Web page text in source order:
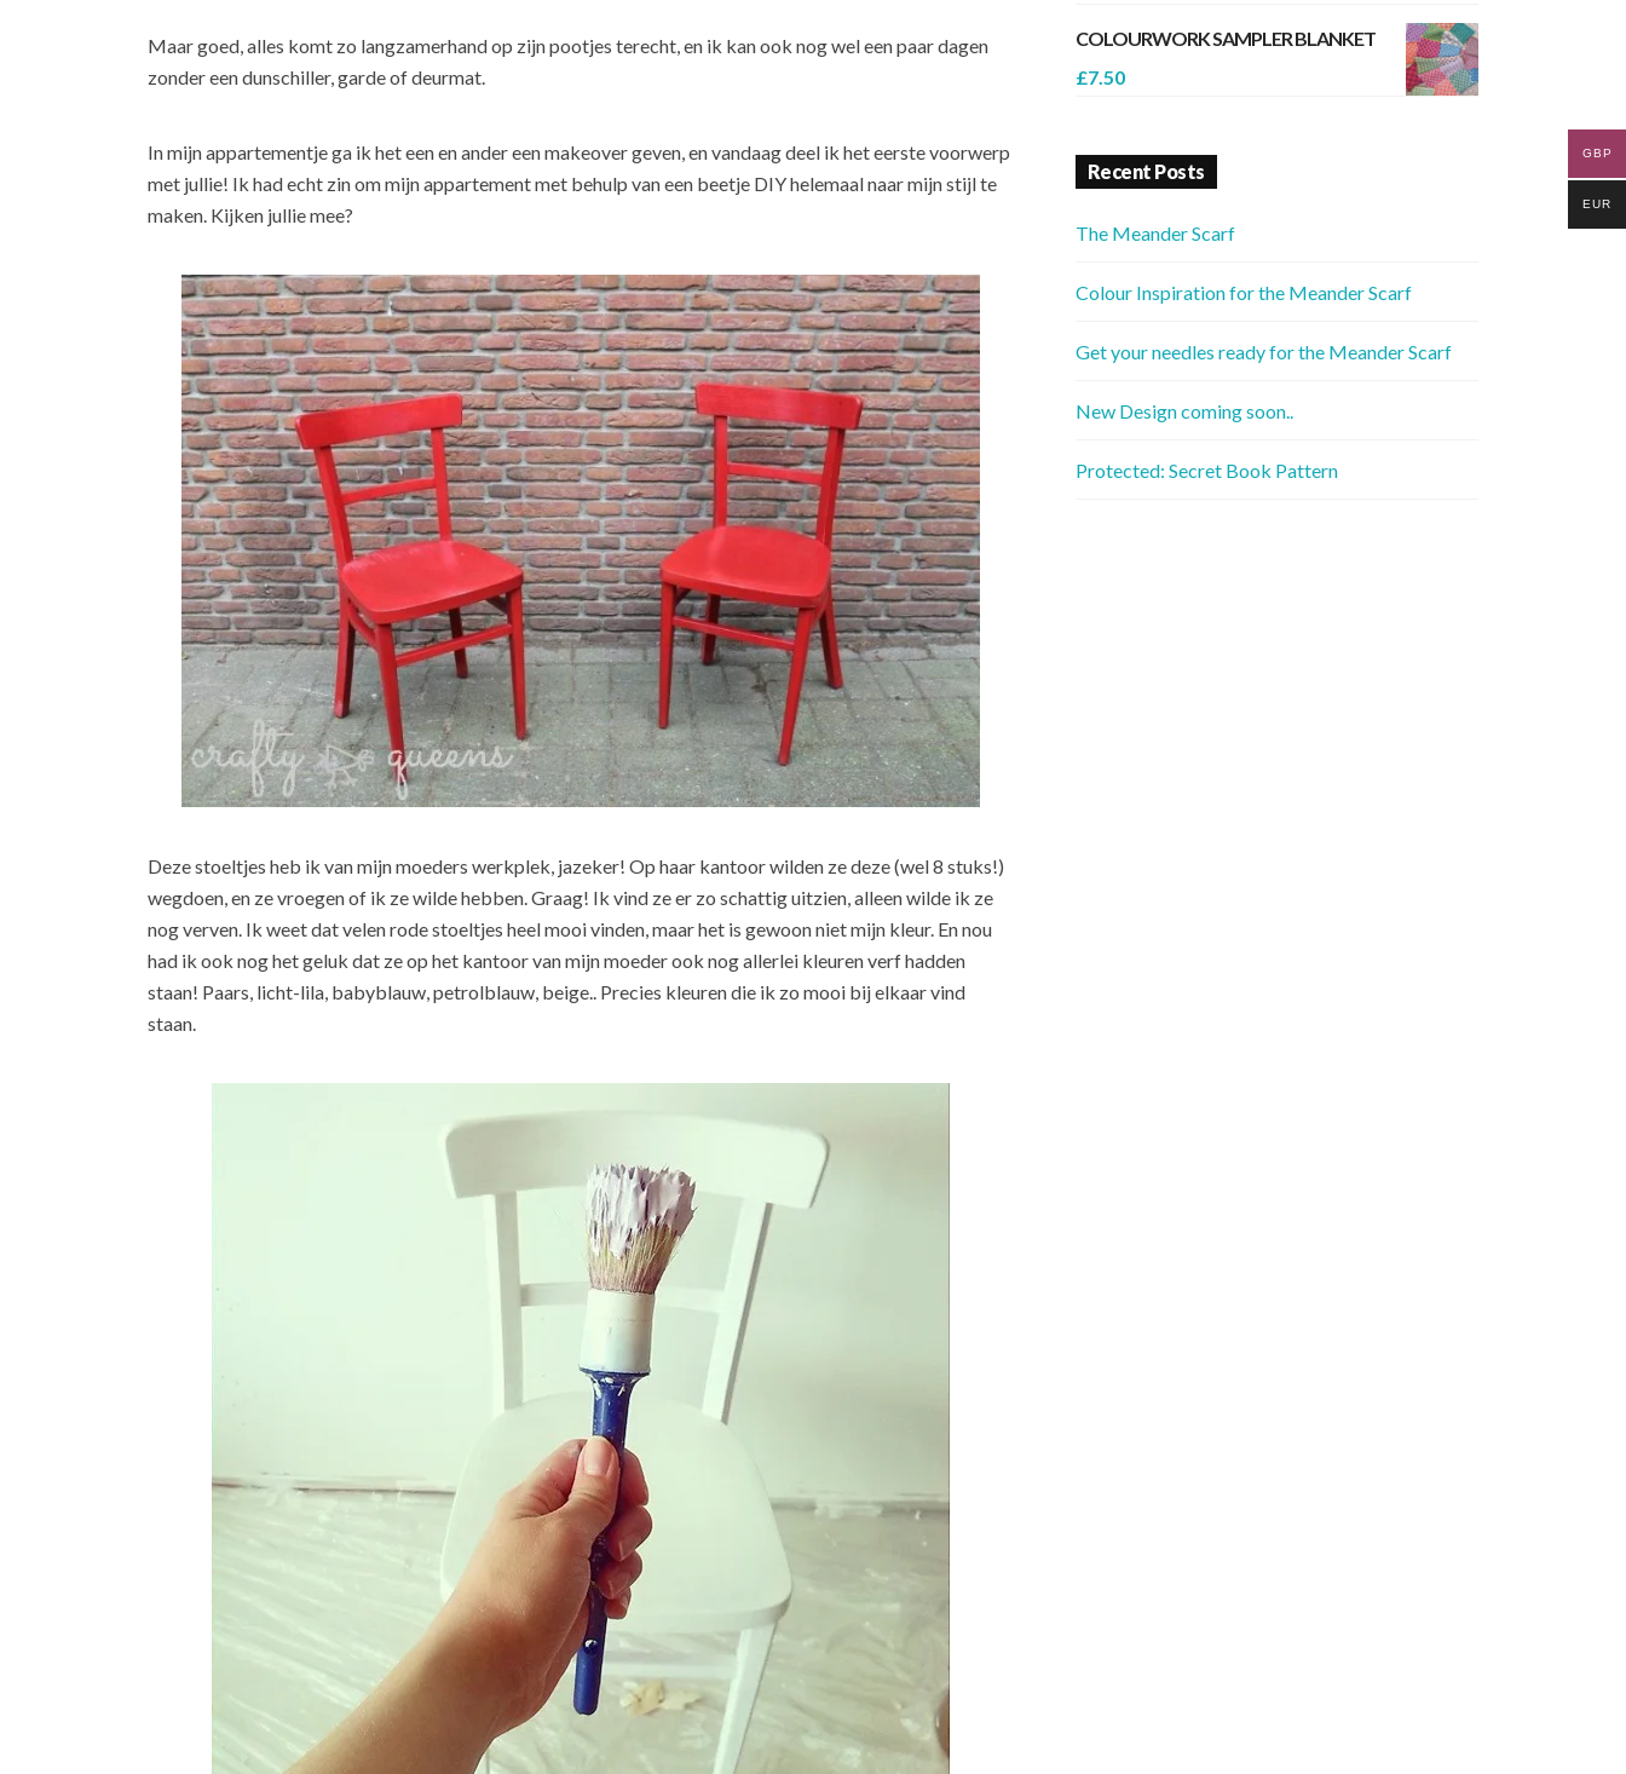
Maar goed, alles komt zo langzamerhand op zijn pootjes terecht, en ik kan ook nog wel een paar dagen
zonder een dunschiller, garde of deurmat.
In mijn appartementje ga ik het een en ander een makeover geven, en vandaag deel ik het eerste voorwerp
met jullie! Ik had echt zin om mijn appartement met behulp van een beetje DIY helemaal naar mijn stijl te
maken. Kijken jullie mee?
Deze stoeltjes heb ik van mijn moeders werkplek, jazeker! Op haar kantoor wilden ze deze (wel 8 stuks!)
wegdoen, en ze vroegen of ik ze wilde hebben. Graag! Ik vind ze er zo schattig uitzien, alleen wilde ik ze
nog verven. Ik weet dat velen rode stoeltjes heel mooi vinden, maar het is gewoon niet mijn kleur. En nou
had ik ook nog het geluk dat ze op het kantoor van mijn moeder ook nog allerlei kleuren verf hadden
staan! Paars, licht-lila, babyblauw, petrolblauw, beige.. Precies kleuren die ik zo mooi bij elkaar vind
staan.
COLOURWORK SAMPLER BLANKET
£7.50
Recent Posts
The Meander Scarf
Colour Inspiration for the Meander Scarf
Get your needles ready for the Meander Scarf
New Design coming soon..
Protected: Secret Book Pattern
GBP
EUR